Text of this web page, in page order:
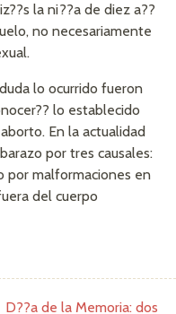
la ni??a de diez a??
no necesariamente
lo ocurrido fueron
lo establecido
En la actualidad
por tres causales:
por malformaciones en
del cuerpo
D??a de la Memoria: dos